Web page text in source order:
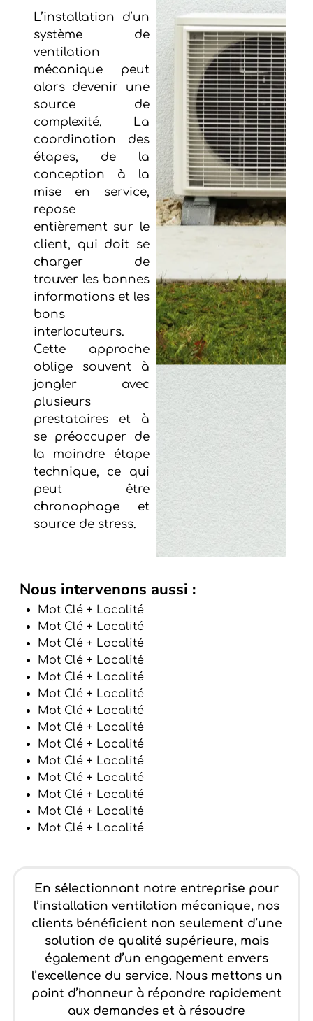
L’installation d’un
système de
ventilation
mécanique peut
alors devenir une
source de
complexité. La
coordination des
étapes, de la
conception à la
mise en service,
repose
entièrement sur le
client, qui doit se
charger de
trouver les bonnes
informations et les
bons
interlocuteurs.
Cette approche
oblige souvent à
jongler avec
plusieurs
prestataires et à
se préoccuper de
la moindre étape
technique, ce qui
peut être
chronophage et
source de stress.
Nous intervenons aussi :
Mot Clé + Localité
Mot Clé + Localité
Mot Clé + Localité
Mot Clé + Localité
Mot Clé + Localité
Mot Clé + Localité
Mot Clé + Localité
Mot Clé + Localité
Mot Clé + Localité
Mot Clé + Localité
Mot Clé + Localité
Mot Clé + Localité
Mot Clé + Localité
Mot Clé + Localité
En sélectionnant notre entreprise pour
l’installation ventilation mécanique, nos
clients bénéficient non seulement d’une
solution de qualité supérieure, mais
également d’un engagement envers
l’excellence du service. Nous mettons un
point d’honneur à répondre rapidement
aux demandes et à résoudre